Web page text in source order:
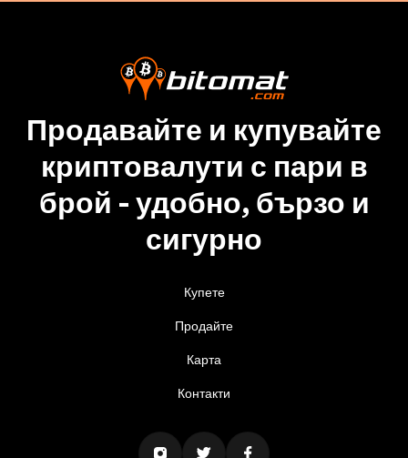
Продавайте и купувайте
криптовалути с пари в
брой - удобно, бързо и
сигурно
Купете
Продайте
Карта
Контакти